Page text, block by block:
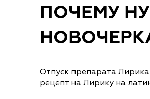
ПОЧЕМУ
Отпуск препарата
рецепт на Лирику на